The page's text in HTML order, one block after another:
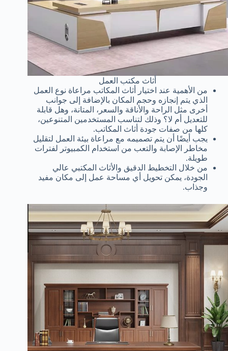
أثاث مكتب العمل
من الأهمية عند اختيار أثاث المكاتب مراعاة نوع العمل
الذي يتم إنجازه وحجم المكان بالإضافة إلى جوانب
أخرى مثل الراحة والأناقة والسعر، المتانة، وهل قابلة
للتعديل أم لا؟ وذلك لتناسب المستخدمين المتنوعين،
كلها من صفات جودة أثاث المكاتب.
يجب أيضًا أن يتم تصميمه مع مراعاة بيئة العمل لتقليل
مخاطر الإصابة والتعب من استخدام الكمبيوتر لفترات
طويلة.
من خلال التخطيط الدقيق والأثاث المكتبي عالي
الجودة، يمكن تحويل أي مساحة عمل إلى مكان مفيد
وجذاب.